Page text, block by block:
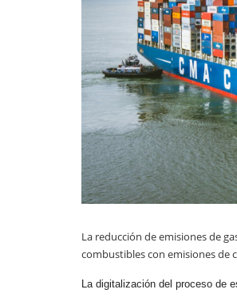
La reducción de emisiones de
combustibles con emisiones de
La digitalización del proceso de